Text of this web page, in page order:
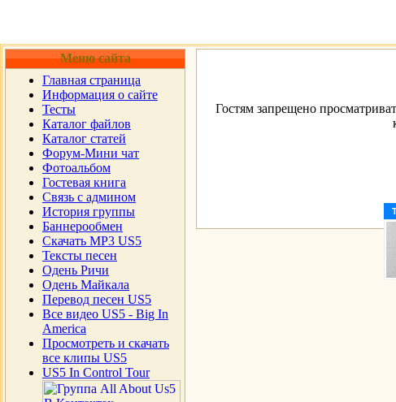
Меню сайта
Главная страница
Информация о сайте
Тесты
Каталог файлов
Каталог статей
Форум-Мини чат
Фотоальбом
Гостевая книга
Cвязь с админом
История группы
Баннерообмен
Скачать MP3 US5
Тексты песен
Одень Ричи
Одень Майкала
Перевод песен US5
Все видео US5 - Big In
America
Просмотреть и скачать
все клипы US5
US5 In Control Tour
Гостям запрещено